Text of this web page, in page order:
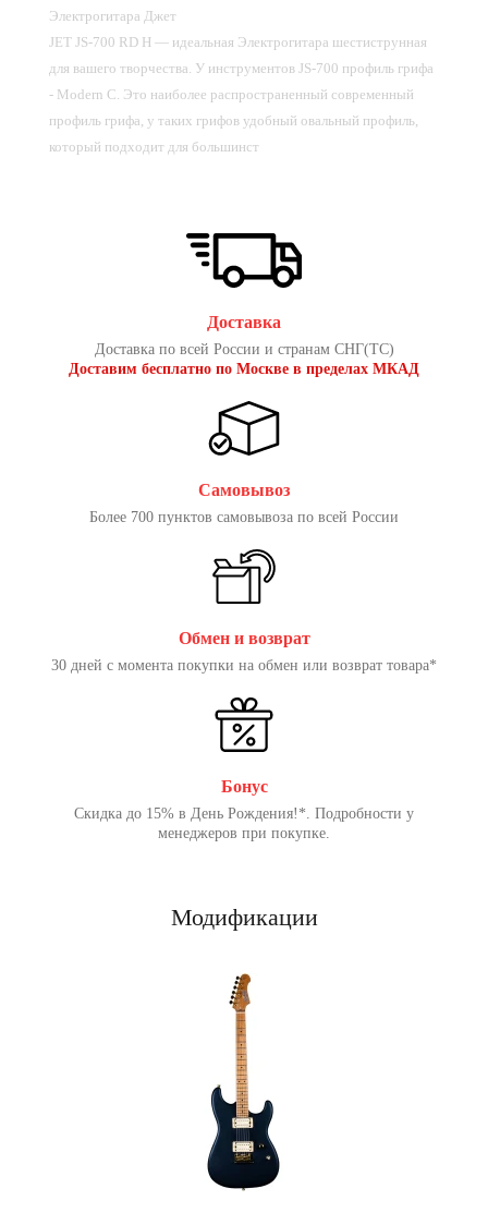
Электрогитара Джет
JET JS-700 RD H — идеальная Электрогитара шестиструнная
для вашего творчества. У инструментов JS-700 профиль грифа
- Modern C. Это наиболее распространенный современный
профиль грифа, у таких грифов удобный овальный профиль,
который подходит для большинст
Доставка
Доставка по всей России и странам СНГ(ТС)
Доставим бесплатно по Москве в пределах МКАД
Самовывоз
Более 700 пунктов самовывоза по всей России
Обмен и возврат
30 дней с момента покупки на обмен или возврат товара*
Бонус
Скидка до 15% в День Рождения!*. Подробности у
менеджеров при покупке.
Модификации